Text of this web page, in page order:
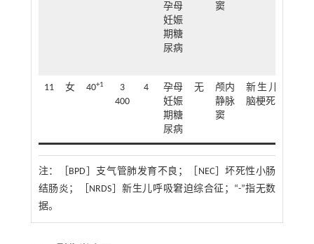
孕母
妊娠
期糖
尿病
窦
11 女 40+1
3
400
4
孕母
妊娠
期糖
尿病
无
颅内
静脉
窦
新生儿
脑梗死
注：
［BPD］支气管肺发育不良；［NEC］坏死性小肠
结肠炎；［NRDS］新生儿呼吸窘迫综合征；“-”指无数
据。